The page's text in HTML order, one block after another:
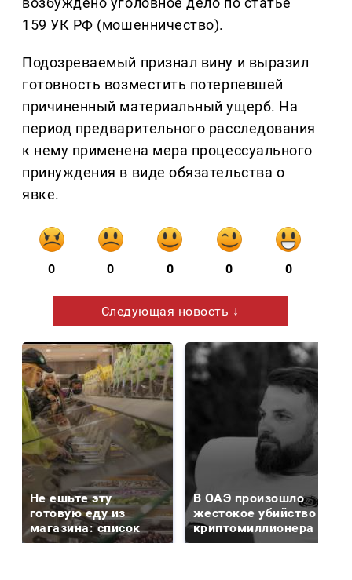
159 УК РФ (мошенничество).
Подозреваемый признал вину и выразил
готовность возместить потерпевшей
причиненный материальный ущерб. На
период предварительного расследования
к нему применена мера процессуального
принуждения в виде обязательства о
явке.
0 0 0 0 0
Следующая новость ↓
Не ешьте эту
готовую еду из
магазина: список
В ОАЭ произошло
жестокое убийство
криптомиллионера